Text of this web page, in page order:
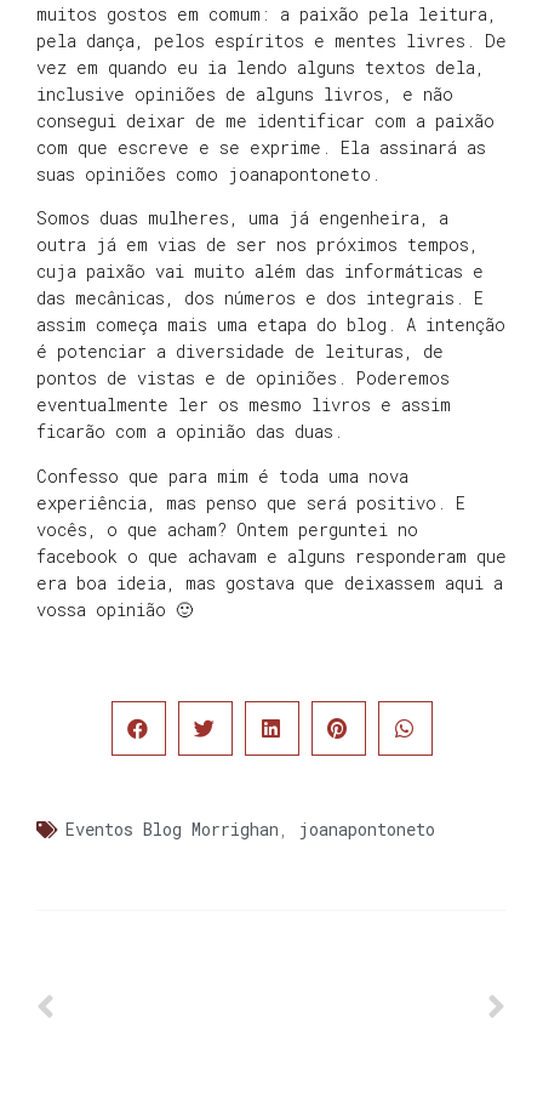
muitos gostos em comum: a paixão pela leitura,
pela dança, pelos espíritos e mentes livres. De
vez em quando eu ia lendo alguns textos dela,
inclusive opiniões de alguns livros, e não
consegui deixar de me identificar com a paixão
com que escreve e se exprime. Ela assinará as
suas opiniões como joanapontoneto.
Somos duas mulheres, uma já engenheira, a
outra já em vias de ser nos próximos tempos,
cuja paixão vai muito além das informáticas e
das mecânicas, dos números e dos integrais. E
assim começa mais uma etapa do blog. A intenção
é potenciar a diversidade de leituras, de
pontos de vistas e de opiniões. Poderemos
eventualmente ler os mesmo livros e assim
ficarão com a opinião das duas.
Confesso que para mim é toda uma nova
experiência, mas penso que será positivo. E
vocês, o que acham? Ontem perguntei no
facebook o que achavam e alguns responderam que
era boa ideia, mas gostava que deixassem aqui a
vossa opinião 🙂
Eventos Blog Morrighan , joanapontoneto